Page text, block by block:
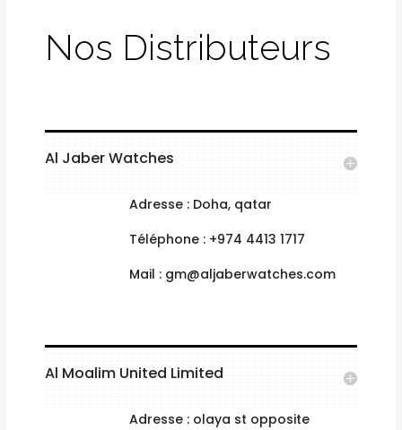
Nos Distributeurs
Al Jaber Watches
Adresse : Doha, qatar
Téléphone : +974 4413 1717
Mail : gm@aljaberwatches.com
Al Moalim United Limited
Adresse : olaya st opposite